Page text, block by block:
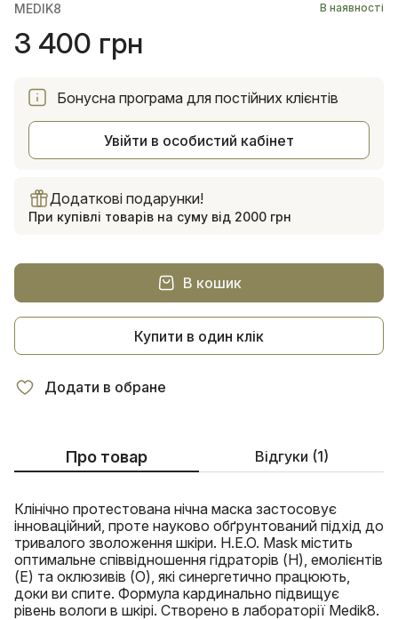
MEDIK8
В наявності
3 400 грн
Бонусна програма для постійних клієнтів
Увійти в особистий кабінет
Додаткові подарунки!
При купівлі товарів на суму від 2000 грн
В кошик
Купити в один клік
Додати в обране
Про товар Відгуки (1)
Клінічно протестована нічна маска застосовує
інноваційний, проте науково обґрунтований підхід до
тривалого зволоження шкіри. H.E.O. Mask містить
оптимальне співвідношення гідраторів (Н), емолієнтів
(Е) та оклюзивів (О), які синергетично працюють,
доки ви спите. Формула кардинально підвищує
рівень вологи в шкірі. Створено в лабораторії Medik8.